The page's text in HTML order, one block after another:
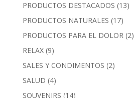
PRODUCTOS DESTACADOS (13)
PRODUCTOS NATURALES (17)
PRODUCTOS PARA EL DOLOR (2)
RELAX (9)
SALES Y CONDIMENTOS (2)
SALUD (4)
SOUVENIRS (14)